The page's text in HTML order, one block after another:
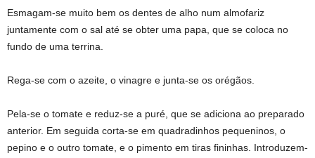
Esmagam-se muito bem os dentes de alho num almofariz
juntamente com o sal até se obter uma papa, que se coloca no
fundo de uma terrina.
Rega-se com o azeite, o vinagre e junta-se os orégãos.
Pela-se o tomate e reduz-se a puré, que se adiciona ao preparado
anterior. Em seguida corta-se em quadradinhos pequeninos, o
pepino e o outro tomate, e o pimento em tiras fininhas. Introduzem-